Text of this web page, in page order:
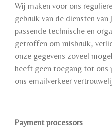
Wij maken voor ons
gebruik van de diensten
passende technische en
getroffen om misbruik,
onze gegevens zoveel
heeft geen toegang tot ons
ons emailverkeer
Payment processors